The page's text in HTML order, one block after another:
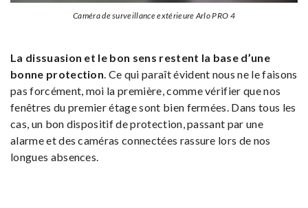
Caméra de surveillance extérieure Arlo PRO 4
La dissuasion et le bon sens restent la base d’une
bonne protection. Ce qui paraît évident nous ne le faisons
pas forcément, moi la première, comme vérifier que nos
fenêtres du premier étage sont bien fermées. Dans tous les
cas, un bon dispositif de protection, passant par une
alarme et des caméras connectées rassure lors de nos
longues absences.